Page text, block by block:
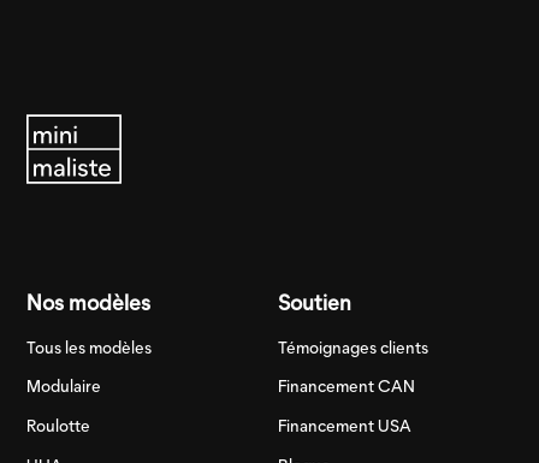
Nos modèles
Tous les modèles
Modulaire
Roulotte
Soutien
Témoignages clients
Financement CAN
Financement USA